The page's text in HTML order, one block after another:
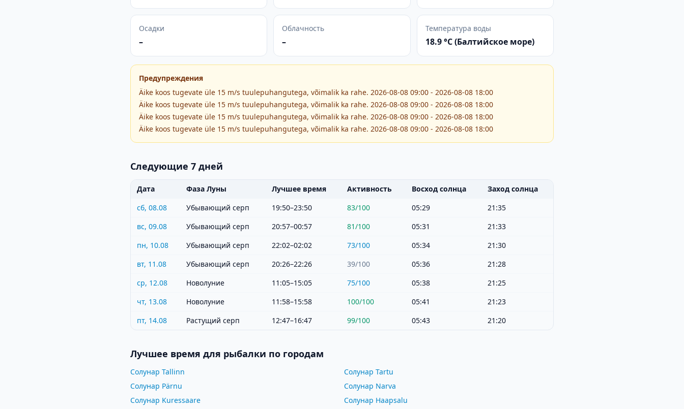
Осадки
–
Облачность
–
Температура воды
18.9 °C (Балтийское море)
Предупреждения
Äike koos tugevate üle 15 m/s tuulepuhangutega, võimalik ka rahe. 2026-08-08 09:00 - 2026-08-08 18:00
Äike koos tugevate üle 15 m/s tuulepuhangutega, võimalik ka rahe. 2026-08-08 09:00 - 2026-08-08 18:00
Äike koos tugevate üle 15 m/s tuulepuhangutega, võimalik ka rahe. 2026-08-08 09:00 - 2026-08-08 18:00
Äike koos tugevate üle 15 m/s tuulepuhangutega, võimalik ka rahe. 2026-08-08 09:00 - 2026-08-08 18:00
Следующие 7 дней
Дата Фаза Луны Лучшее время Активность Восход солнца
Заход солнца
сб, 08.08
Убывающий серп 19:50–23:50 83/100 05:29
21:35
вс, 09.08
Убывающий серп 20:57–00:57 81/100 05:31
21:33
пн, 10.08
Убывающий серп 22:02–02:02 73/100 05:34
21:30
вт, 11.08
Убывающий серп 20:26–22:26 39/100 05:36
21:28
ср, 12.08
Новолуние 11:05–15:05 75/100 05:38
21:25
чт, 13.08
Новолуние 11:58–15:58 100/100 05:41
21:23
пт, 14.08
Растущий серп 12:47–16:47 99/100 05:43 21:20
Лучшее время для рыбалки по городам
Солунар Tallinn
Солунар Tartu
Солунар Pärnu
Солунар Narva
Солунар Kuressaare
Солунар Haapsalu